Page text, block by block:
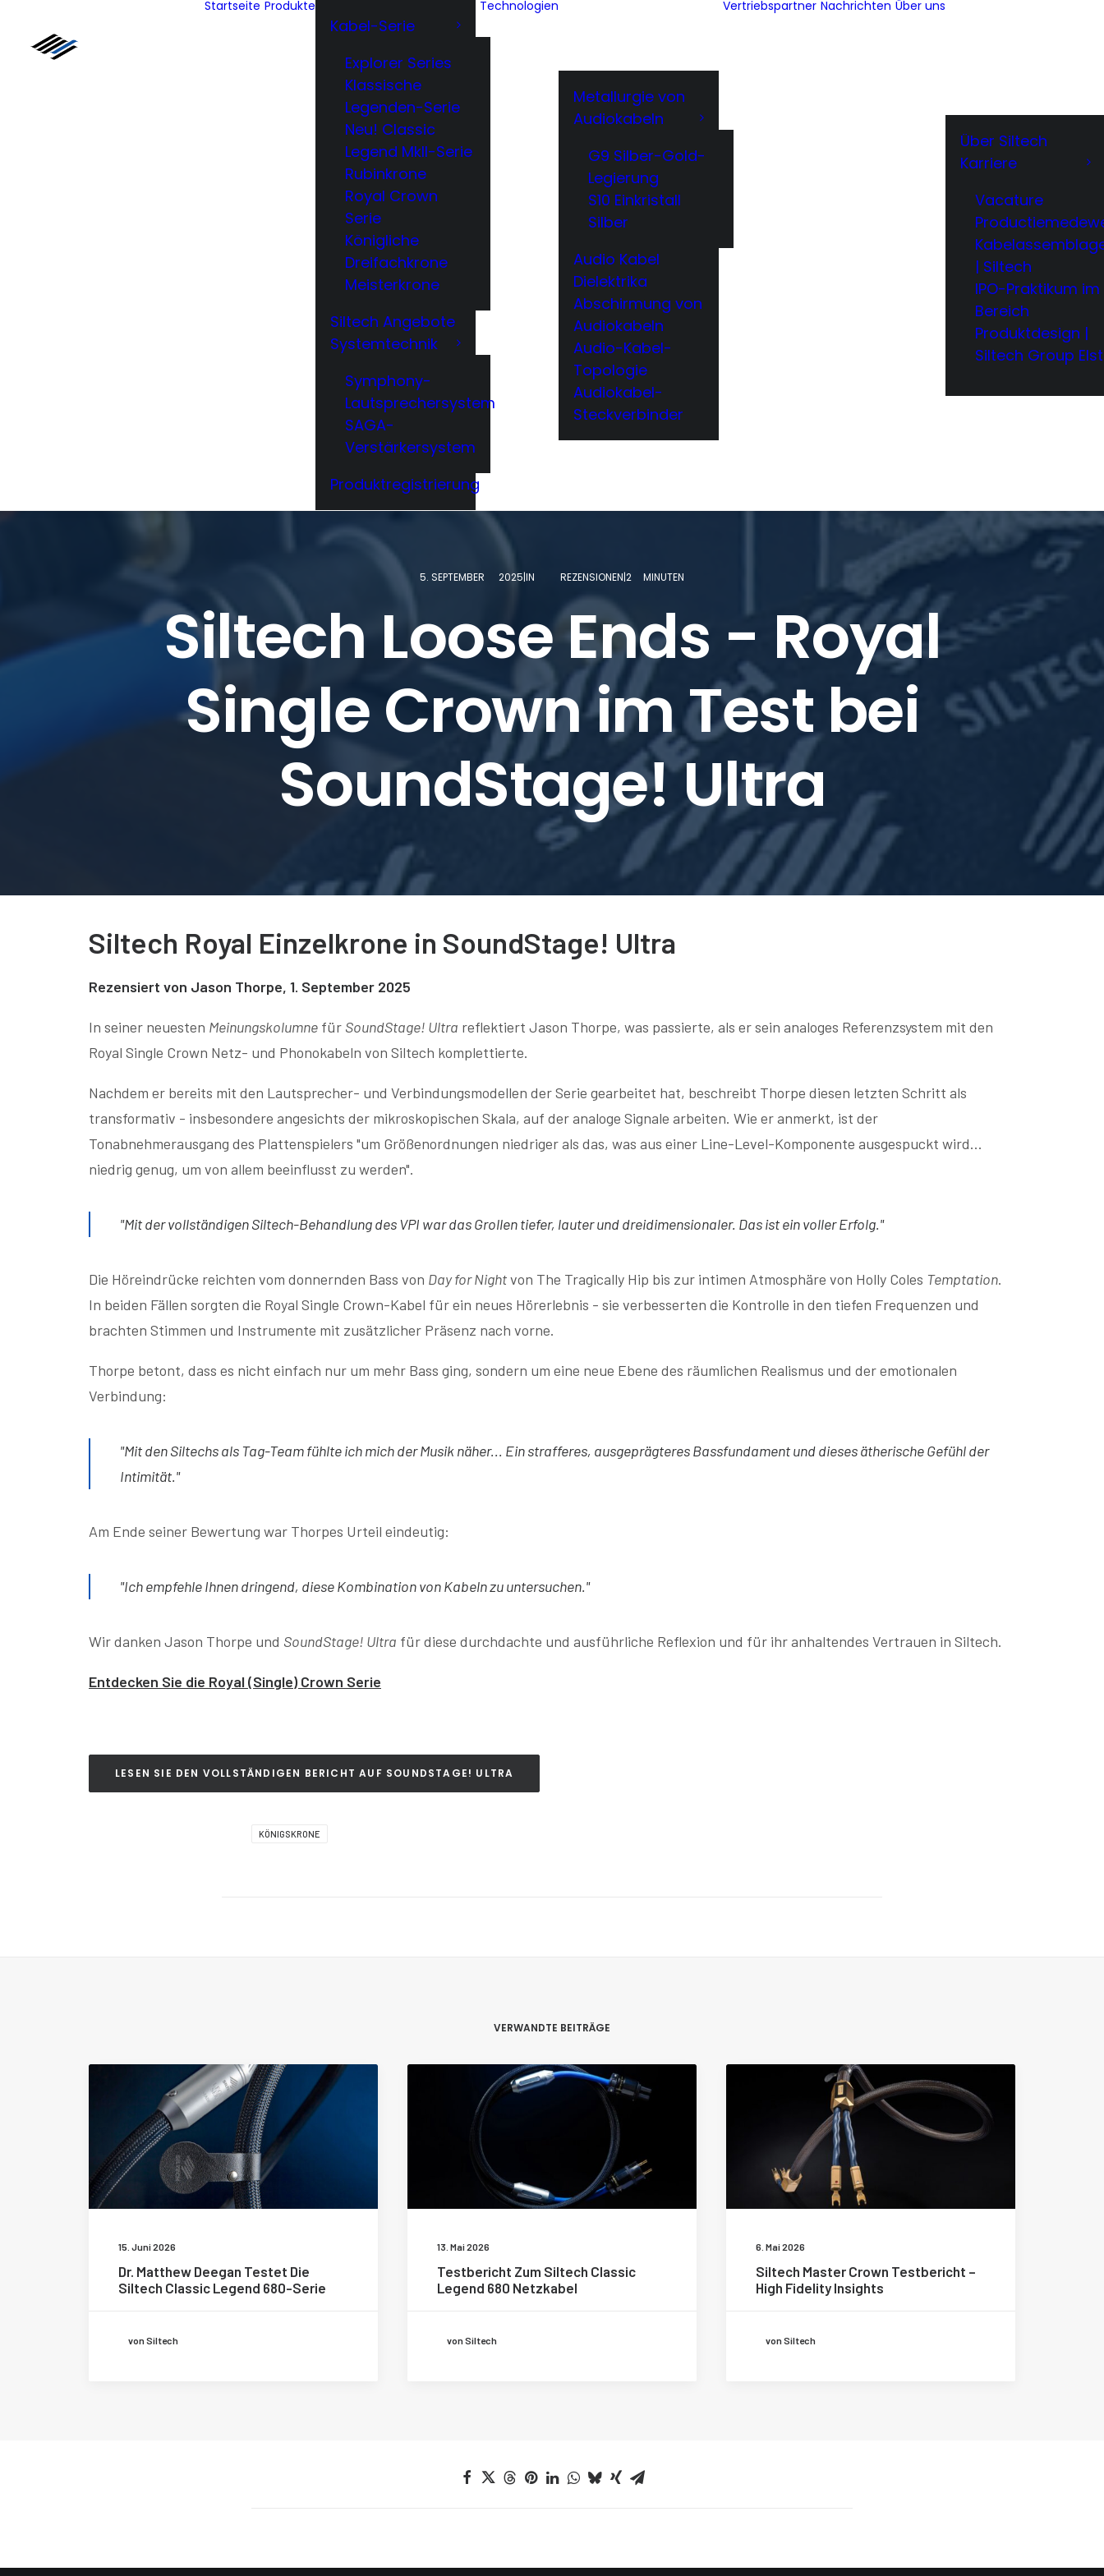
Startseite Produkte
Kabel-Serie
Explorer Series
Klassische
Legenden-Serie
Neu! Classic
Legend MkII-Serie
Rubinkrone
Royal Crown
Serie
Königliche
Dreifachkrone
Meisterkrone
Siltech Angebote
Systemtechnik
Symphony-
Lautsprechersystem
SAGA-
Verstärkersystem
Produktregistrierung
Technologien
Metallurgie von
Audiokabeln
G9 Silber-Gold-
Legierung
S10 Einkristall
Silber
Audio Kabel
Dielektrika
Abschirmung von
Audiokabeln
Audio-Kabel-
Topologie
Audiokabel-
Steckverbinder
Vertriebspartner Nachrichten Über uns
Über Siltech
Karriere
Vacature
| Siltech
IPO-Praktikum im
Bereich
Produktdesign |
Siltech Group Elst
5. SEPTEMBER 2025|IN REZENSIONEN|2 MINUTEN
Siltech Loose Ends - Royal
Single Crown im Test bei
SoundStage! Ultra
Siltech Royal Einzelkrone in SoundStage! Ultra
Rezensiert von Jason Thorpe, 1. September 2025
In seiner neuesten Meinungskolumne für SoundStage! Ultra reflektiert Jason Thorpe, was passierte, als er sein analoges Referenzsystem mit den
Royal Single Crown Netz- und Phonokabeln von Siltech komplettierte.
Nachdem er bereits mit den Lautsprecher- und Verbindungsmodellen der Serie gearbeitet hat, beschreibt Thorpe diesen letzten Schritt als
transformativ - insbesondere angesichts der mikroskopischen Skala, auf der analoge Signale arbeiten. Wie er anmerkt, ist der
Tonabnehmerausgang des Plattenspielers "um Größenordnungen niedriger als das, was aus einer Line-Level-Komponente ausgespuckt wird...
niedrig genug, um von allem beeinflusst zu werden".
"Mit der vollständigen Siltech-Behandlung des VPI war das Grollen tiefer, lauter und dreidimensionaler. Das ist ein voller Erfolg."
Die Höreindrücke reichten vom donnernden Bass von Day for Nightvon The Tragically Hip bis zur intimen Atmosphäre von Holly Coles Temptation.
In beiden Fällen sorgten die Royal Single Crown-Kabel für ein neues Hörerlebnis - sie verbesserten die Kontrolle in den tiefen Frequenzen und
brachten Stimmen und Instrumente mit zusätzlicher Präsenz nach vorne.
Thorpe betont, dass es nicht einfach nur um mehr Bass ging, sondern um eine neue Ebene des räumlichen Realismus und der emotionalen
Verbindung:
"Mit den Siltechs als Tag-Team fühlte ich mich der Musik näher... Ein strafferes, ausgeprägteres Bassfundament und dieses ätherische Gefühl der
Intimität."
Am Ende seiner Bewertung war Thorpes Urteil eindeutig:
"Ich empfehle Ihnen dringend, diese Kombination von Kabeln zu untersuchen."
Wir danken Jason Thorpe und SoundStage! Ultra für diese durchdachte und ausführliche Reflexion und für ihr anhaltendes Vertrauen in Siltech.
Entdecken Sie die Royal (Single) Crown Serie
LESEN SIE DEN VOLLSTÄNDIGEN BERICHT AUF SOUNDSTAGE! ULTRA
KÖNIGSKRONE
VERWANDTE BEITRÄGE
15. Juni 2026
Dr. Matthew Deegan Testet Die
Siltech Classic Legend 680-Serie
von Siltech
13. Mai 2026
Testbericht Zum Siltech Classic
Legend 680 Netzkabel
von Siltech
6. Mai 2026
Siltech Master Crown Testbericht –
High Fidelity Insights
von Siltech